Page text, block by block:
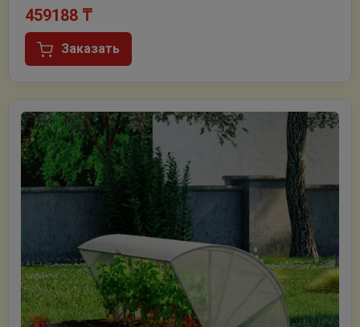
459188 ₸
Заказать